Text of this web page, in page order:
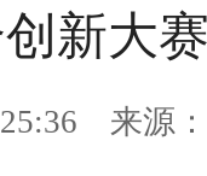
新大
来源